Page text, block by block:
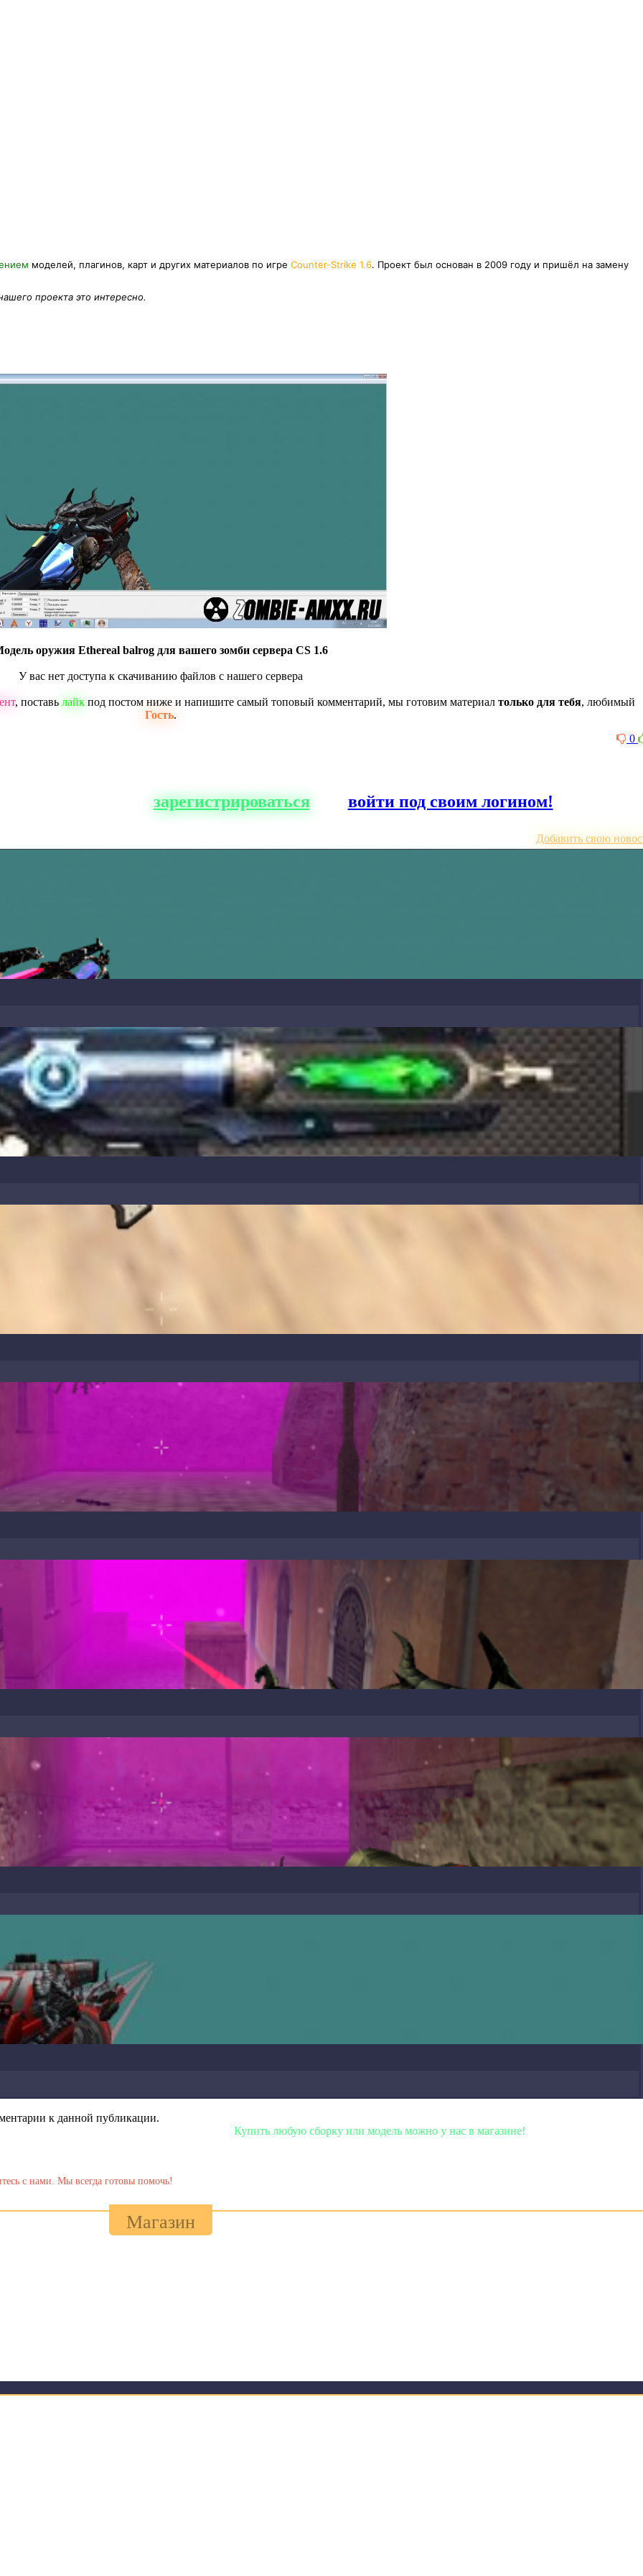
моделей, плагинов, карт и других материалов по игре Counter-Strike 1.6. Проект был основан в 2009 году и пришёл на замену
проекта это интересно.
оружия Ethereal balrog для вашего зомби сервера CS 1.6
У вас нет доступа к скачиванию файлов с нашего сервера
, поставь лайкпод постом ниже и напишите самый топовый комментарий, мы готовим материал только для тебя, любимый
Гость.
0
сайта, вам нужно зарегистрироватьсяили войти под своим логином!
Добавить свою
к данной публикации.
Купить любую сборку или модель можно у нас в магазине!
с нами. Мы всегда готовы помочь!
Магазин